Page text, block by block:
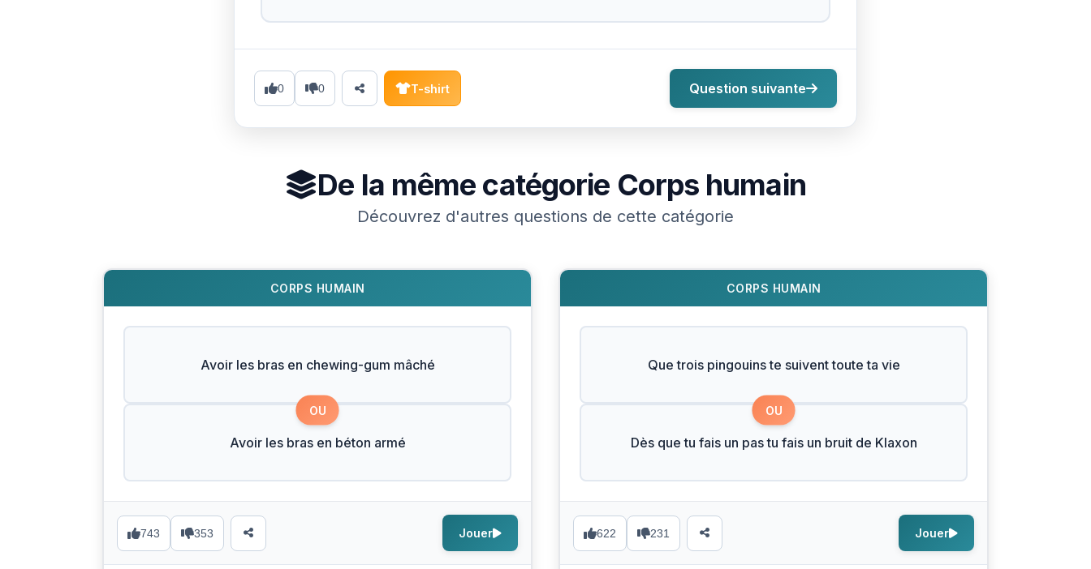
0 0 T-shirt Question suivante
De la même catégorie Corps humain
Découvrez d'autres questions de cette catégorie
CORPS HUMAIN
Avoir les bras en chewing-gum mâché
OU
Avoir les bras en béton armé
743 353 Jouer
CORPS HUMAIN
Que trois pingouins te suivent toute ta vie
OU
Dès que tu fais un pas tu fais un bruit de Klaxon
622 231 Jouer